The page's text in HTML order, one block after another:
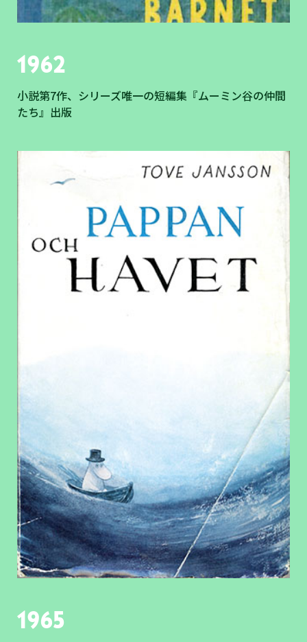
1962
小説第7作、シリーズ唯一の短編集『ムーミン谷の仲間
たち』出版
1965